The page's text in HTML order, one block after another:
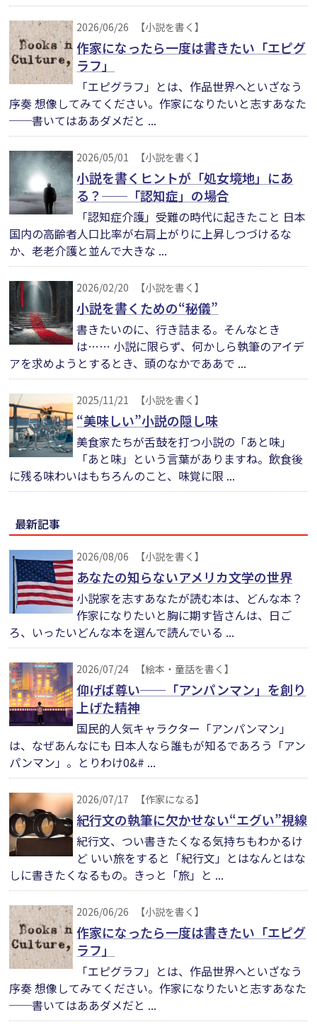
2026/06/26 【小説を書く】
作家になったら一度は書きたい「エピグ
ラフ」
「エピグラフ」とは、作品世界へといざなう
序奏 想像してみてください。作家になりたいと志すあなた
──書いてはああダメだと ...
2026/05/01 【小説を書く】
小説を書くヒントが「処女境地」にあ
る？──「認知症」の場合
「認知症介護」受難の時代に起きたこと 日本
国内の高齢者人口比率が右肩上がりに上昇しつづけるな
か、老老介護と並んで大きな ...
2026/02/20 【小説を書く】
小説を書くための“秘儀”
書きたいのに、行き詰まる。そんなとき
は…… 小説に限らず、何かしら執筆のアイデ
アを求めようとするとき、頭のなかでああで ...
2025/11/21 【小説を書く】
“美味しい”小説の隠し味
美食家たちが舌鼓を打つ小説の「あと味」
「あと味」という言葉がありますね。飲食後
に残る味わいはもちろんのこと、味覚に限 ...
最新記事
2026/08/06 【小説を書く】
あなたの知らないアメリカ文学の世界
小説家を志すあなたが読む本は、どんな本？
作家になりたいと胸に期す皆さんは、日ご
ろ、いったいどんな本を選んで読んでいる ...
2026/07/24 【絵本・童話を書く】
仰げば尊い──「アンパンマン」を創り
上げた精神
国民的人気キャラクター「アンパンマン」
は、なぜあんなにも 日本人なら誰もが知るであろう「アン
パンマン」。とりわけ0&# ...
2026/07/17 【作家になる】
紀行文の執筆に欠かせない“エグい”視線
紀行文、つい書きたくなる気持ちもわかるけ
ど いい旅をすると「紀行文」とはなんとはな
しに書きたくなるもの。きっと「旅」と ...
2026/06/26 【小説を書く】
作家になったら一度は書きたい「エピグ
ラフ」
「エピグラフ」とは、作品世界へといざなう
序奏 想像してみてください。作家になりたいと志すあなた
──書いてはああダメだと ...